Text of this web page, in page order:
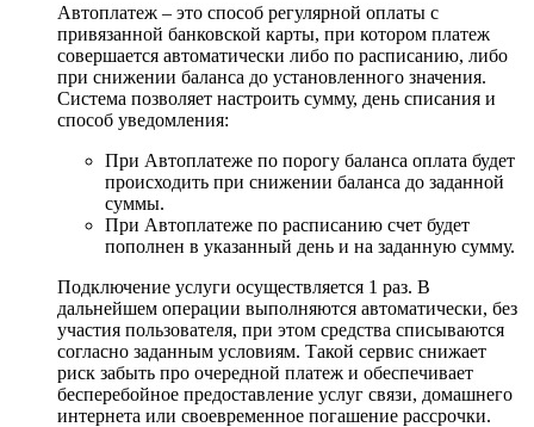
Автоплатеж – это способ регулярной оплаты с
привязанной банковской карты, при котором платеж
совершается автоматически либо по расписанию, либо
при снижении баланса до установленного значения.
Система позволяет настроить сумму, день списания и
способ уведомления:
При Автоплатеже по порогу баланса оплата будет
происходить при снижении баланса до заданной
суммы.
При Автоплатеже по расписанию счет будет
пополнен в указанный день и на заданную сумму.
Подключение услуги осуществляется 1 раз. В
дальнейшем операции выполняются автоматически, без
участия пользователя, при этом средства списываются
согласно заданным условиям. Такой сервис снижает
риск забыть про очередной платеж и обеспечивает
бесперебойное предоставление услуг связи, домашнего
интернета или своевременное погашение рассрочки.